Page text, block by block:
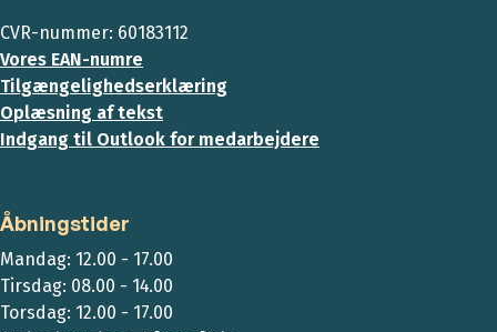
CVR-nummer: 60183112
Vores EAN-numre
Tilgængelighedserklæring
Oplæsning af tekst
Indgang til Outlook for medarbejdere
Åbningstider
Mandag: 12.00 - 17.00
Tirsdag: 08.00 - 14.00
Torsdag: 12.00 - 17.00